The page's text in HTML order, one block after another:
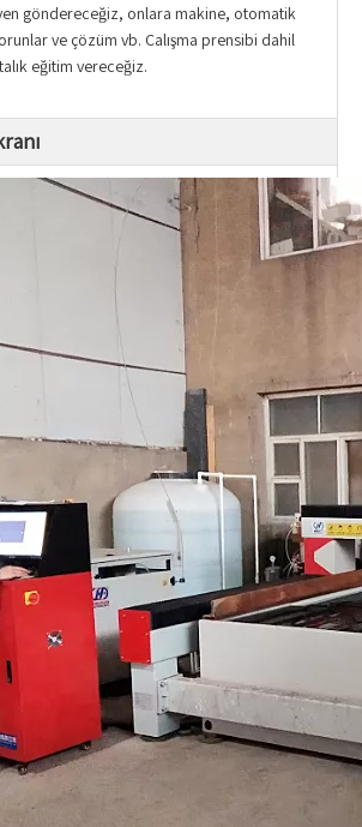
göndereceğiz, onlara makine, otomatik
ve çözüm vb. Çalışma prensibi dahil
eğitim vereceğiz.